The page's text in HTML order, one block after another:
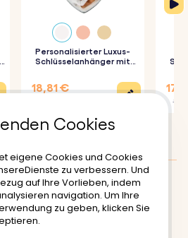
Personalisierter Luxus-
Schlüsselanhänger mit
18,81 €
Nutzungsbedinungen
: 4.5/5
Cookies
eigene Cookies und Cookies
zu verbessern. Und
auf Ihre Vorlieben, indem
navigation. Um Ihre
zu geben, klicken Sie